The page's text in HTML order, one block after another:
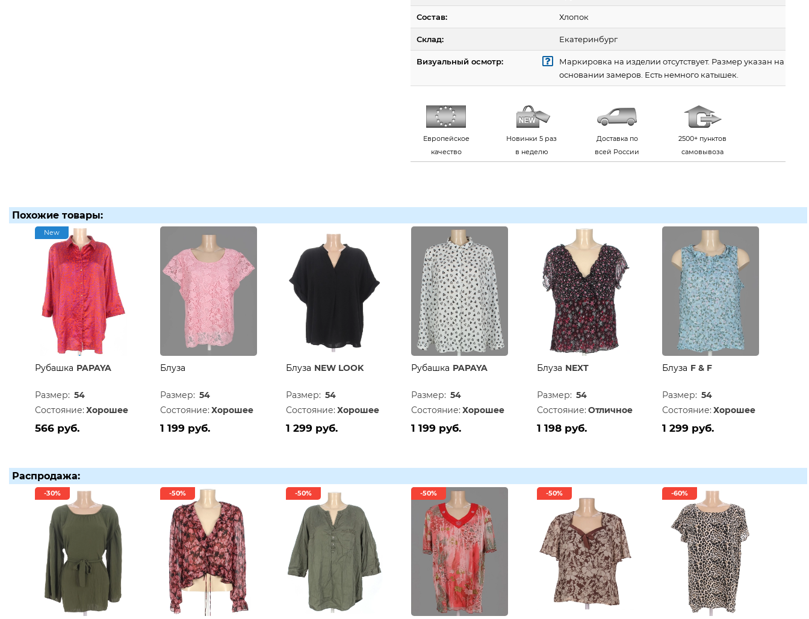
Состав: Хлопок
Склад: Екатеринбург
Визуальный осмотр:
Маркировка на изделии отсутствует. Размер указан на
основании замеров. Есть немного катышек.
Европейское
качество
Новинки 5 раз
в неделю
Доставка по
всей России
2500+ пунктов
самовывоза
Похожие товары:
New
Рубашка PAPAYA
Размер: 54
Состояние: Хорошее
566 руб.
Блуза
Размер: 54
Состояние: Хорошее
1 199 руб.
Блуза NEW LOOK
Размер: 54
Состояние: Хорошее
1 299 руб.
Рубашка PAPAYA
Размер: 54
Состояние: Хорошее
1 199 руб.
Блуза NEXT
Размер: 54
Состояние: Отличное
1 198 руб.
Блуза F & F
Размер: 54
Состояние: Хорошее
1 299 руб.
Распродажа:
-30% -50% -50% -50% -50% -60%